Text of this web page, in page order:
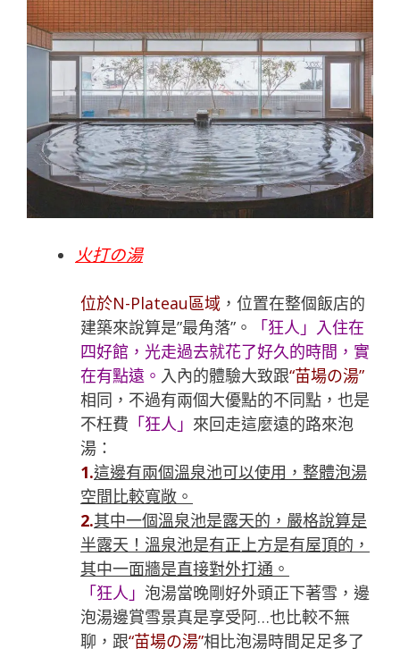
火打の湯
位於N-Plateau區域 ，位置在整個飯店的
建築來說算是”最角落”。
「狂人 」入住在
四好館，光走過去就花了好久的時間，實
在有點遠。 入內的體驗大致跟“苗場の湯”
相同，不過有兩個大優點的不同點，也是
不枉費 「狂人 」 來回走這麼遠的路來泡
湯：
1.這邊有兩個溫泉池可以使用，整體泡湯
空間比較寬敞。
2.其中一個溫泉池是露天的，嚴格說算是
半露天！溫泉池是有正上方是有屋頂的，
其中一面牆是直接對外打通。
「狂人 」 泡湯當晚剛好外頭正下著雪，邊
泡湯邊賞雪景真是享受阿…也比較不無
聊，跟“苗場の湯”相比泡湯時間足足多了